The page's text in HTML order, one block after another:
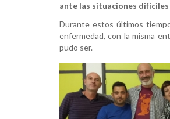
ante las situaciones difíciles
Durante estos últimos
enfermedad, con la misma
pudo ser.